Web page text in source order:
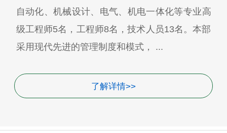
自动化、机械设计、电气、机电一体化等专业高
级工程师5名，工程师8名，技术人员13名。本部
采用现代先进的管理制度和模式， ...
了解详情>>